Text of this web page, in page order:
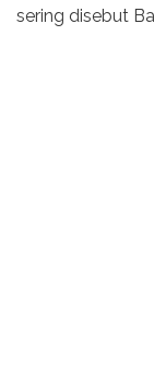
sering disebut